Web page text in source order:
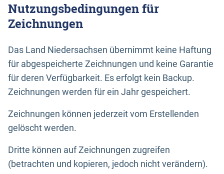
Nutzungsbedingungen für
Zeichnungen
Das Land Niedersachsen übernimmt keine Haftung
für abgespeicherte Zeichnungen und keine Garantie
für deren Verfügbarkeit. Es erfolgt kein Backup.
Zeichnungen werden für ein Jahr gespeichert.
Zeichnungen können jederzeit vom Erstellenden
gelöscht werden.
Dritte können auf Zeichnungen zugreifen
(betrachten und kopieren, jedoch nicht verändern).